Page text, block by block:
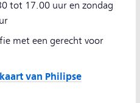
tot 17.00 uur en zondag
met een gerecht voor
van Philipse